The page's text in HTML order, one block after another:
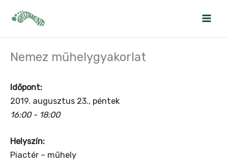
Nemez műhelygyakorlat
Időpont:
2019. augusztus 23., péntek
16:00 - 18:00
Helyszín:
Piactér – műhely